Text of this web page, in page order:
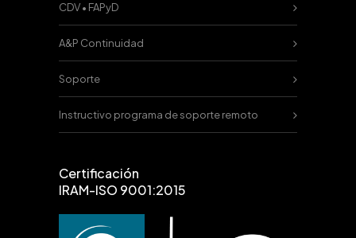
CDV • FAPyD
A&P Continuidad
Soporte
Instructivo programa de soporte remoto
Certificación
IRAM-ISO 9001:2015